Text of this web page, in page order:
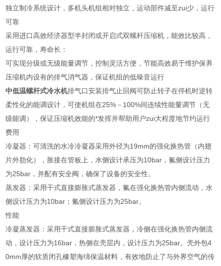
独立制冷系统设计，多机头机组相对独立，运动部件减至zui少，运行
可靠
采用进口高效经济器型半封闭或开启式双螺杆压缩机，能效比较高，
运行可靠，寿命长：
可实现分级或无级能量调节，控制灵活方便，节能高效易于维护保养
压缩机内设有的排气消气器，保证机组的低噪音运行
中低温螺杆式冷水机排气口安装排气止回阀可防止转子在停机时逆转
柔性化的能调设计，可使机组在25%－100%间连续性能量调节（无
级能调），保证压缩机效能的*发挥并帮助用户zui大程度地节约运行
费用
冷凝器：可清洗的水冷冷凝器采用外径为19mm的强化换热管（内翅
片外肋化），胀接在管板上，水侧设计承压为10bar，氟侧设计压力
为25bar，并配有安全阀，确保了设备的安全性。
蒸发器：采用干式直接膨胀式蒸发器，氟在强化换热管内侧流动，水
侧设计压力为10bar；氟侧设计压力为25bar。
性能
冷凝蒸发器：采用干式直接膨胀式蒸发器，冷侧在强化换热管内侧流
动，设计压力为16bar，热侧在壳层内，设计压力为25bar。壳外包4
0mm厚的软质闭孔橡塑海绵保温材料，有效地防止了与外界空气的传